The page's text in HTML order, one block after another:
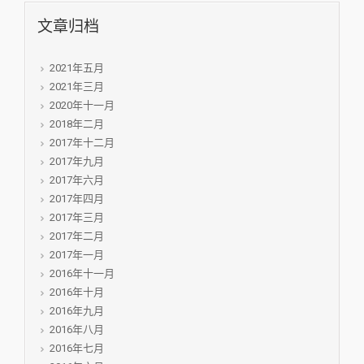
文章归档
2021年五月
2021年三月
2020年十一月
2018年二月
2017年十二月
2017年九月
2017年六月
2017年四月
2017年三月
2017年二月
2017年一月
2016年十一月
2016年十月
2016年九月
2016年八月
2016年七月